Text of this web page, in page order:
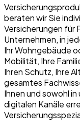
beraten wir Sie
Versicherungen für
Unternehmen, in
Ihr Wohngebäude
Mobilität, Ihre
Ihren Schutz, Ihre
gesamtes
Ihnen und sowohl
digitalen Kanäle